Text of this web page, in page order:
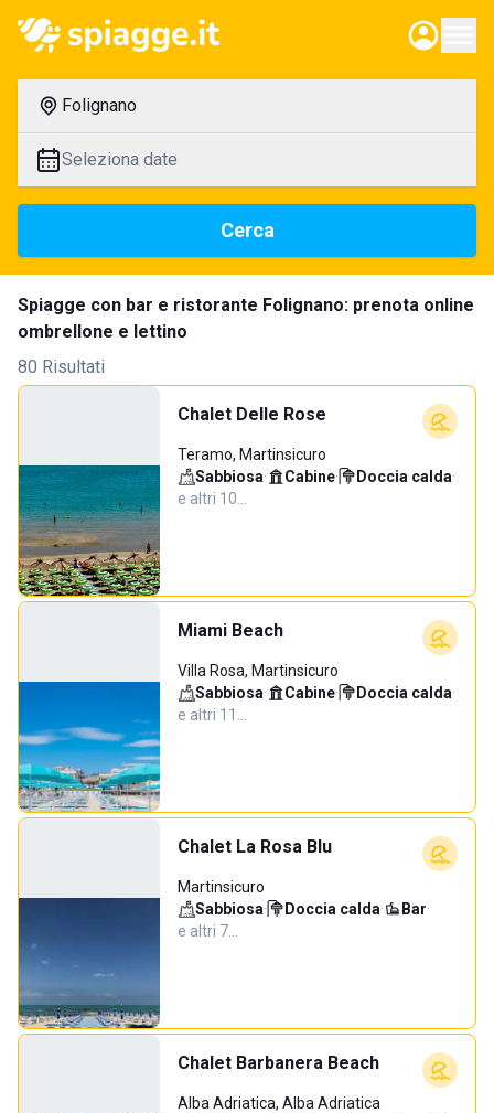
Folignano
Seleziona date
Cerca
Spiagge con bar e ristorante Folignano: prenota online
ombrellone e lettino
80 Risultati
Chalet Delle Rose
Teramo, Martinsicuro
Sabbiosa· Cabine· Doccia calda·
e altri 10…
Miami Beach
Villa Rosa, Martinsicuro
Sabbiosa· Cabine· Doccia calda·
e altri 11…
Chalet La Rosa Blu
Martinsicuro
Sabbiosa· Doccia calda· Bar·
e altri 7…
Chalet Barbanera Beach
Alba Adriatica, Alba Adriatica